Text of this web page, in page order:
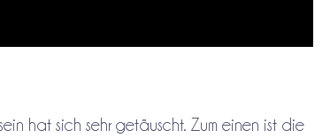
hat sich sehr getäuscht. Zum einen ist die